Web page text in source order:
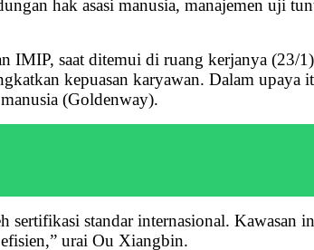
hak asasi manusia, manajemen uji
saat ditemui di ruang kerjanya (23/
kepuasan karyawan. Dalam upaya
(Goldenway).
sertifikasi standar internasional. Kawasan
urai Ou Xiangbin.